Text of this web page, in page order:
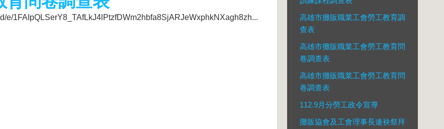
e/1FAIpQLSerY8_TAfLkJ4lPtzfDWm2hbfa8SjARJeWxphkNXagh8zh...
高雄市攤販職業工會勞工教育調
查表
高雄市攤販職業工會勞工教育問
卷調查表
高雄市攤販職業工會勞工教育問
卷調查表
112.9月分勞工政令宣導
攤販協會及工會理事長連袂祭拜